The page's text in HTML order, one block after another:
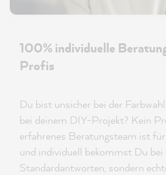
100% individuelle
Profis
Du bist unsicher bei der
bei deinem DIY-Projekt? Kein
erfahrenes Beratungsteam ist
und individuell bekommst Du bei
Standardantworten, sondern